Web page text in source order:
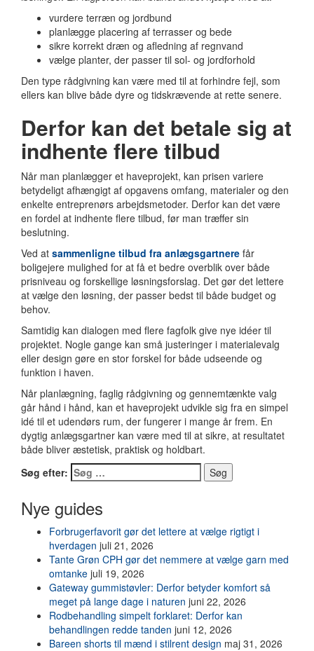
vurdere terræn og jordbund
planlægge placering af terrasser og bede
sikre korrekt dræn og afledning af regnvand
vælge planter, der passer til sol- og jordforhold
Den type rådgivning kan være med til at forhindre fejl, som
ellers kan blive både dyre og tidskrævende at rette senere.
Derfor kan det betale sig at
indhente flere tilbud
Når man planlægger et haveprojekt, kan prisen variere
betydeligt afhængigt af opgavens omfang, materialer og den
enkelte entreprenørs arbejdsmetoder. Derfor kan det være
en fordel at indhente flere tilbud, før man træffer sin
beslutning.
Ved at sammenligne tilbud fra anlægsgartnere får
boligejere mulighed for at få et bedre overblik over både
prisniveau og forskellige løsningsforslag. Det gør det lettere
at vælge den løsning, der passer bedst til både budget og
behov.
Samtidig kan dialogen med flere fagfolk give nye idéer til
projektet. Nogle gange kan små justeringer i materialevalg
eller design gøre en stor forskel for både udseende og
funktion i haven.
Når planlægning, faglig rådgivning og gennemtænkte valg
går hånd i hånd, kan et haveprojekt udvikle sig fra en simpel
idé til et udendørs rum, der fungerer i mange år frem. En
dygtig anlægsgartner kan være med til at sikre, at resultatet
både bliver æstetisk, praktisk og holdbart.
Søg efter:
Nye guides
Forbrugerfavorit gør det lettere at vælge rigtigt i
hverdagen juli 21, 2026
Tante Grøn CPH gør det nemmere at vælge garn med
omtanke juli 19, 2026
Gateway gummistøvler: Derfor betyder komfort så
meget på lange dage i naturen juni 22, 2026
Rodbehandling simpelt forklaret: Derfor kan
behandlingen redde tanden juni 12, 2026
Bareen shorts til mænd i stilrent design maj 31, 2026